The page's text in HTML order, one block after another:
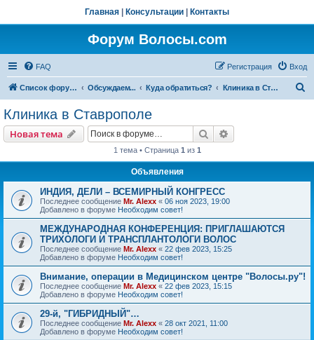
Главная Консультации Контакты
Форум Волосы.com
FAQ Вход
Регистрация
Список форумов Обсуждаем... Куда обратиться? Клиника в Ставрополе
Клиника в Ставрополе
Новая тема Поиск
1 тема • Страница 1 из 1
Объявления
ИНДИЯ, ДЕЛИ – ВСЕМИРНЫЙ КОНГРЕСС
Последнее сообщение Mr. Alexx « 06 ноя 2023, 19:00
Добавлено в форуме Необходим совет!
МЕЖДУНАРОДНАЯ КОНФЕРЕНЦИЯ: ПРИГЛАШАЮТСЯ
ТРИХОЛОГИ И ТРАНСПЛАНТОЛОГИ ВОЛОС
Последнее сообщение Mr. Alexx « 22 фев 2023, 15:25
Добавлено в форуме Необходим совет!
Внимание, операции в Медицинском центре "Волосы.ру"!
Последнее сообщение Mr. Alexx « 22 фев 2023, 15:15
Добавлено в форуме Необходим совет!
29-й, "ГИБРИДНЫЙ"…
Последнее сообщение Mr. Alexx « 28 окт 2021, 11:00
Добавлено в форуме Необходим совет!